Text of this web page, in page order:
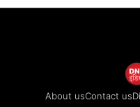
About usContact us